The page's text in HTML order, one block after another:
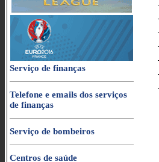
Serviço de finanças
Telefone e emails dos serviços
de finanças
Serviço de bombeiros
Centros de saúde